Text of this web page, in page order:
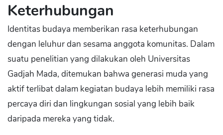
Keterhubungan
Identitas budaya memberikan rasa keterhubungan
dengan leluhur dan sesama anggota komunitas. Dalam
suatu penelitian yang dilakukan oleh Universitas
Gadjah Mada, ditemukan bahwa generasi muda yang
aktif terlibat dalam kegiatan budaya lebih memiliki rasa
percaya diri dan lingkungan sosial yang lebih baik
daripada mereka yang tidak.